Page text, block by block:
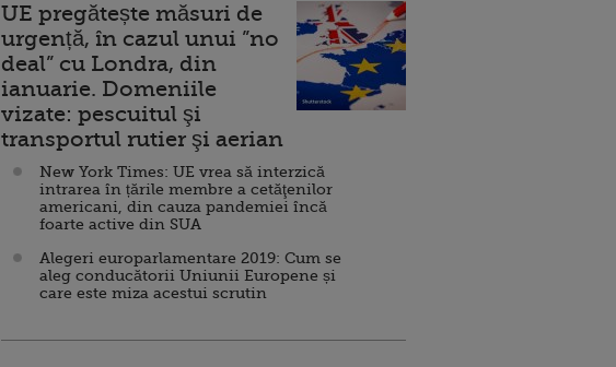
UE pregătește măsuri de
urgență, în cazul unui ”no
deal” cu Londra, din
ianuarie. Domeniile
vizate: pescuitul şi
transportul rutier şi aerian
New York Times: UE vrea să interzică
intrarea în țările membre a cetăţenilor
americani, din cauza pandemiei încă
foarte active din SUA
Alegeri europarlamentare 2019: Cum se
aleg conducătorii Uniunii Europene și
care este miza acestui scrutin